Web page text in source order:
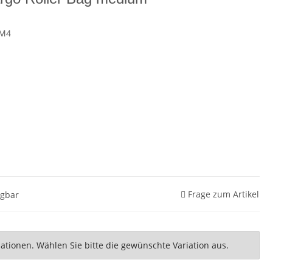
Frage zum Artikel
Wählen Sie bitte die gewünschte Variation aus.